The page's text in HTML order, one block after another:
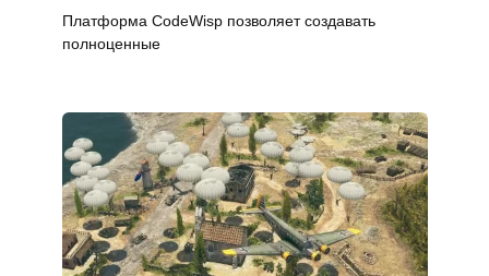
Платформа CodeWisp позволяет создавать
полноценные